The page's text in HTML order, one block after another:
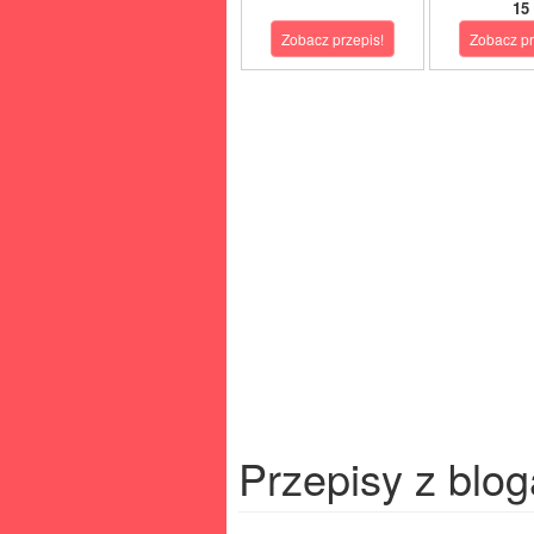
Zobacz przepis!
15
Zobacz
Przepisy z